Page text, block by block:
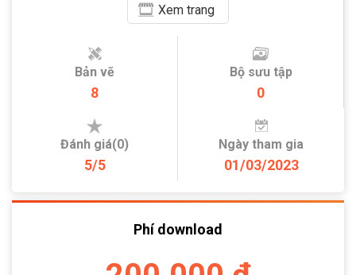
Xemtrang
Bản vẽ
8
Bộ sưu tập
0
Đánh giá(0)
5/5
Ngày tham gia
01/03/2023
Phí download